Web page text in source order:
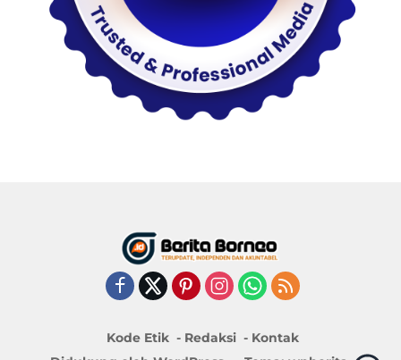
Kode Etik Redaksi
Kontak